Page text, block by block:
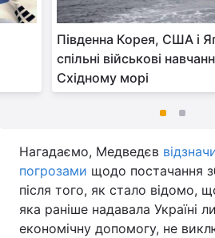
Південна Корея, США і
спільні військові
Східному морі
Нагадаємо, Медведєв
погрозами щодо постачання
після того, як стало відомо,
яка раніше надавала Україні
економічну допомогу, не